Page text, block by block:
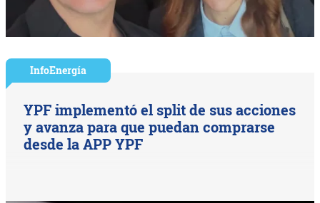
InfoEnergía
YPF implementó el split de sus acciones
y avanza para que puedan comprarse
desde la APP YPF